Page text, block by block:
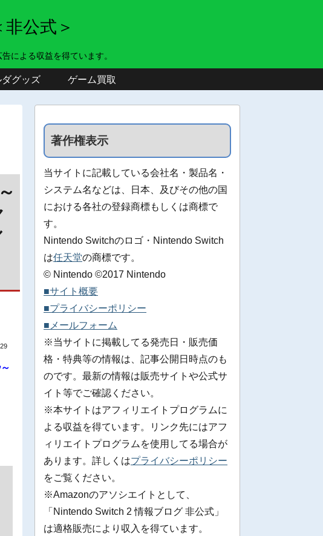
公式＞
による収益を得ています。
ダグッズ ゲーム買取
著作権表示
当サイトに記載している会社名・製品名・
システム名などは、日本、及びその他の国
における各社の登録商標もしくは商標で
す。
Nintendo Switchのロゴ・Nintendo Switch
は任天堂の商標です。
© Nintendo ©2017 Nintendo
■サイト概要
■プライバシーポリシー
■メールフォーム
※当サイトに掲載してる発売日・販売価
格・特典等の情報は、記事公開日時点のも
のです。最新の情報は販売サイトや公式サ
イト等でご確認ください。
※本サイトはアフィリエイトプログラムに
よる収益を得ています。リンク先にはアフ
ィリエイトプログラムを使用してる場合が
あります。詳しくはプライバシーポリシー
をご覧ください。
※Amazonのアソシエイトとして、
「Nintendo Switch 2 情報ブログ 非公式」
は適格販売により収入を得ています。